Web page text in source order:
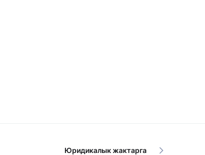
Юридикалык жактарга